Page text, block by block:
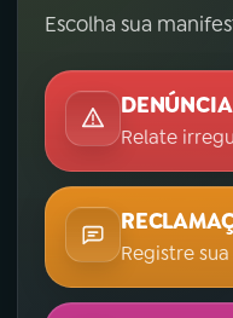
Escolha sua
DENÚNCIA
Relate
Registre